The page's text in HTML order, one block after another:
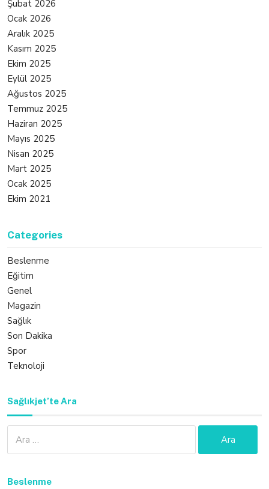
Şubat 2026
Ocak 2026
Aralık 2025
Kasım 2025
Ekim 2025
Eylül 2025
Ağustos 2025
Temmuz 2025
Haziran 2025
Mayıs 2025
Nisan 2025
Mart 2025
Ocak 2025
Ekim 2021
Categories
Beslenme
Eğitim
Genel
Magazin
Sağlık
Son Dakika
Spor
Teknoloji
Sağlıkjet’te Ara
Beslenme